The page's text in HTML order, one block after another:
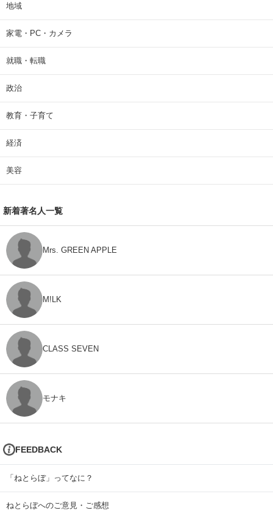
地域
家電・PC・カメラ
就職・転職
政治
教育・子育て
経済
美容
新着著名人一覧
Mrs. GREEN APPLE
M!LK
CLASS SEVEN
モナキ
FEEDBACK
「ねとらぼ」ってなに？
ねとらぼへのご意見・ご感想